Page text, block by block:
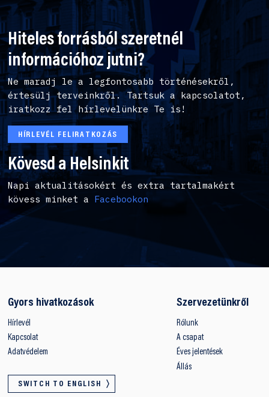
Hiteles forrásból szeretnél
információhoz jutni?
Ne maradj le a legfontosabb történésekről,
értesülj terveinkről. Tartsuk a kapcsolatot,
iratkozz fel hírlevelünkre Te is!
HÍRLEVÉL FELIRATKOZÁS
Kövesd a Helsinkit
Napi aktualitásokért és extra tartalmakért
kövess minket a Facebookon
Gyors hivatkozások
Hírlevél
Kapcsolat
Adatvédelem
SWITCH TO ENGLISH
Szervezetünkről
Rólunk
A csapat
Éves jelentések
Állás